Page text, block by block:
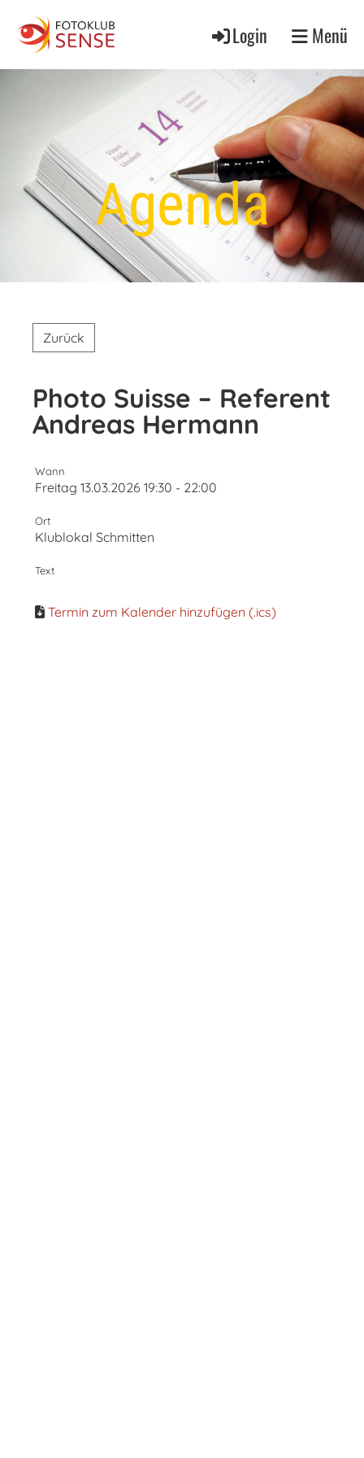
Login Menü
Agenda
Zurück
Photo Suisse – Referent
Andreas Hermann
Wann
Freitag 13.03.2026 19:30 - 22:00
Ort
Klublokal Schmitten
Text
Termin zum Kalender hinzufügen (.ics)